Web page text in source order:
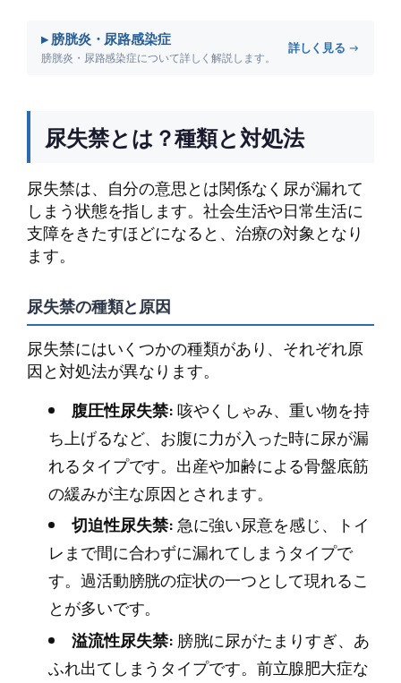
▸ 膀胱炎・尿路感染症
膀胱炎・尿路感染症について詳しく解説します。
詳しく見る →
尿失禁とは？種類と対処法
尿失禁は、自分の意思とは関係なく尿が漏れて
しまう状態を指します。社会生活や日常生活に
支障をきたすほどになると、治療の対象となり
ます。
尿失禁の種類と原因
尿失禁にはいくつかの種類があり、それぞれ原
因と対処法が異なります。
腹圧性尿失禁:咳やくしゃみ、重い物を持
ち上げるなど、お腹に力が入った時に尿が漏
れるタイプです。出産や加齢による骨盤底筋
の緩みが主な原因とされます。
切迫性尿失禁:急に強い尿意を感じ、トイ
レまで間に合わずに漏れてしまうタイプで
す。過活動膀胱の症状の一つとして現れるこ
とが多いです。
溢流性尿失禁: 膀胱に尿がたまりすぎ、あ
ふれ出てしまうタイプです。前立腺肥大症な